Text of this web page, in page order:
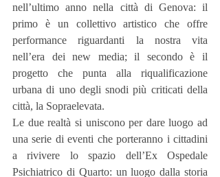
nell’ultimo anno nella città di Genova: il
primo è un collettivo artistico che offre
performance riguardanti la nostra vita
nell’era dei new media; il secondo è il
progetto che punta alla riqualificazione
urbana di uno degli snodi più criticati della
città, la Sopraelevata.
Le due realtà si uniscono per dare luogo ad
una serie di eventi che porteranno i cittadini
a rivivere lo spazio dell’Ex Ospedale
Psichiatrico di Quarto: un luogo dalla storia